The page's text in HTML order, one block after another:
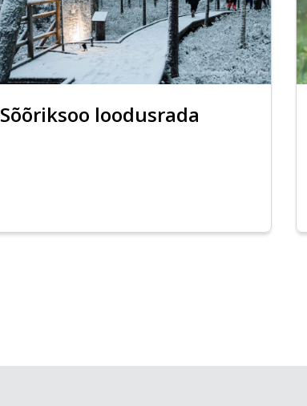
Sõõriksoo loodusrada